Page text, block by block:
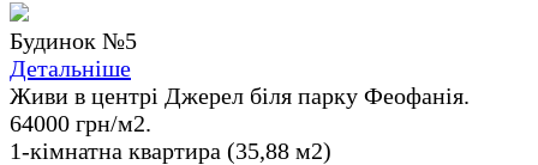
Будинок №5
Детальніше
Живи в центрі Джерел біля парку Феофанія.
64000 грн/м2.
1-кімнатна квартира (35,88 м2)